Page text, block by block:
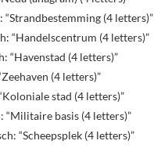
“Strandbestemming (4 letters)”
“Handelscentrum (4 letters)”
“Havenstad (4 letters)”
(4 letters)”
stad (4 letters)”
“Militaire basis (4 letters)”
“Scheepsplek (4 letters)”